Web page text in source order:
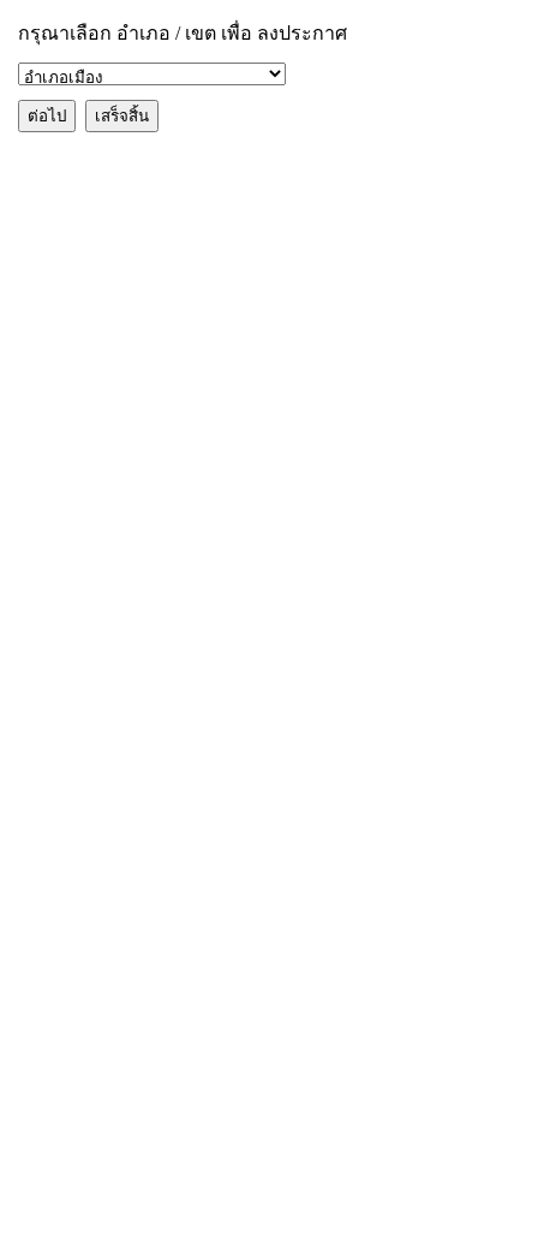
กรุณาเลือก อำเภอ / เขต เพื่อ ลงประกาศ